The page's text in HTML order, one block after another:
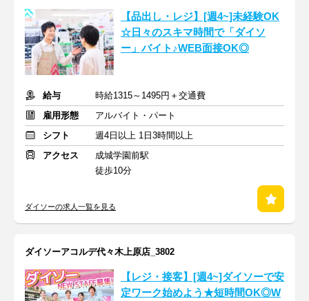
【品出し・レジ】[週4~]未経験OK
☆日々のスキマ時間で「ダイソ
ー」バイト♪WEB面接OK◎
給与
時給1315～1495円＋交通費
雇用形態
アルバイト・パート
シフト
週4日以上 1日3時間以上
アクセス
成城学園前駅
徒歩10分
ダイソーの求人一覧を見る
ダイソーアコルデ代々木上原店_3802
【レジ・接客】[週4~]ダイソーで安
定ワーク始めよう★短時間OK◎W